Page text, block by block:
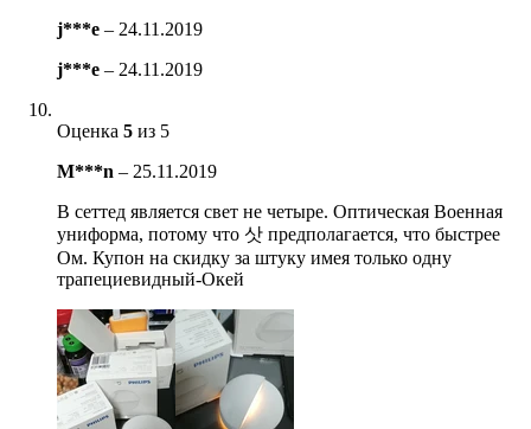
j***e – 24.11.2019
j***e – 24.11.2019
Оценка 5 из 5
M***n – 25.11.2019
В сеттед является свет не четыре. Оптическая Военная
униформа, потому что 삿 предполагается, что быстрее
Ом. Купон на скидку за штуку имея только одну
трапециевидный-Окей